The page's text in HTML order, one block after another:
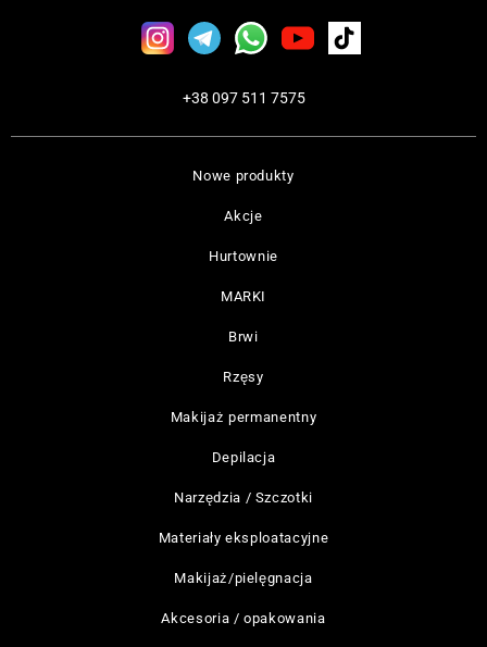
Nowe produkty
Akcje
Hurtownie
MARKI
Brwi
Rzęsy
Makijaż permanentny
Depilacja
Narzędzia / Szczotki
Materiały eksploatacyjne
Makijaż/pielęgnacja
Akcesoria / opakowania
+38 097 511 7575